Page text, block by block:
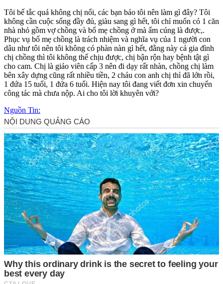
Tôi bế tắc quá không chị nổi, các bạn bảo tôi nên làm gì đây? Tôi
không cần cuộc sống đầy đủ, giàu sang gì hết, tôi chỉ muốn có 1 căn
nhà nhỏ gồm vợ chồng và bố mẹ chồng ở mà ấm cúng là được,.
Phục vụ bố mẹ chồng là trách nhiệm và nghĩa vụ của 1 người con
dâu như tôi nên tôi không có phàn nàn gì hết, đằng này cả gia đình
chị chồng thì tôi không thể chịu được, chị bận rộn hay bệnh tật gì
cho cam. Chị là giáo viên cấp 3 nên đi dạy rất nhàn, chồng chị làm
bên xây dựng cũng rất nhiều tiền, 2 cháu con anh chị thì đã lớn rồi,
1 đứa 15 tuổi, 1 đứa 6 tuổi. Hiện nay tôi đang viết đơn xin chuyển
công tác mà chưa nộp. Ai cho tôi lời khuyên với?
Nguồn Tin: